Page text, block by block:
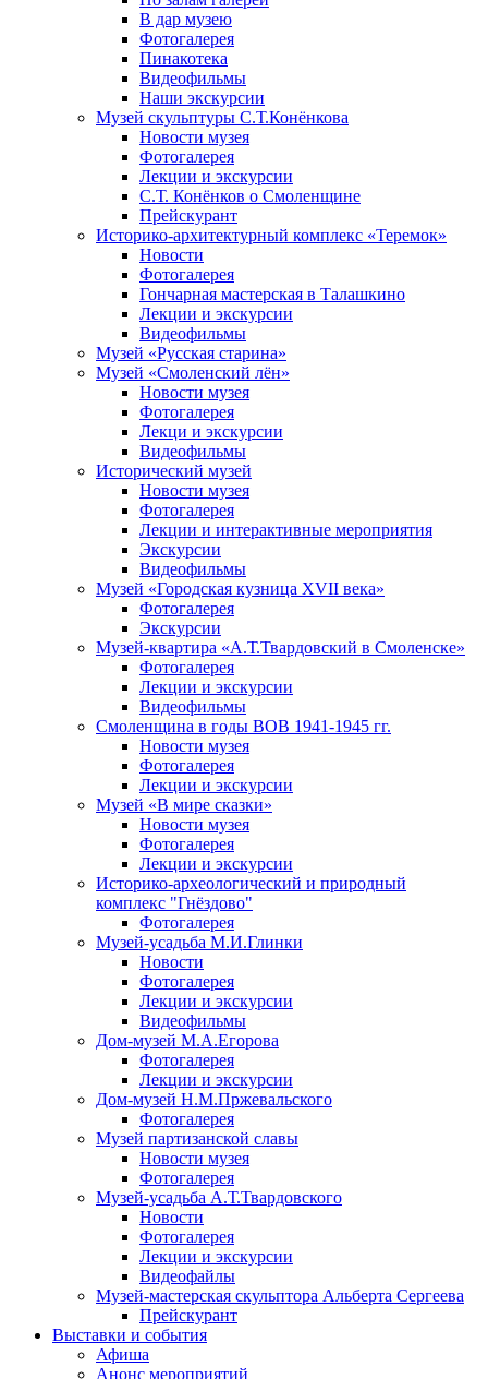
В дар музею
Фотогалерея
Пинакотека
Видеофильмы
Наши экскурсии
Музей скульптуры С.Т.Конёнкова
Новости музея
Фотогалерея
Лекции и экскурсии
С.Т. Конёнков о Смоленщине
Прейскурант
Историко-архитектурный комплекс «Теремок»
Новости
Фотогалерея
Гончарная мастерская в Талашкино
Лекции и экскурсии
Видеофильмы
Музей «Русская старина»
Музей «Смоленский лён»
Новости музея
Фотогалерея
Лекци и экскурсии
Видеофильмы
Исторический музей
Новости музея
Фотогалерея
Лекции и интерактивные мероприятия
Экскурсии
Видеофильмы
Музей «Городская кузница XVII века»
Фотогалерея
Экскурсии
Музей-квартира «А.Т.Твардовский в Смоленске»
Фотогалерея
Лекции и экскурсии
Видеофильмы
Смоленщина в годы ВОВ 1941-1945 гг.
Новости музея
Фотогалерея
Лекции и экскурсии
Музей «В мире сказки»
Новости музея
Фотогалерея
Лекции и экскурсии
Историко-археологический и природный
комплекс "Гнёздово"
Фотогалерея
Музей-усадьба М.И.Глинки
Новости
Фотогалерея
Лекции и экскурсии
Видеофильмы
Дом-музей М.А.Егорова
Фотогалерея
Лекции и экскурсии
Дом-музей Н.М.Пржевальского
Фотогалерея
Музей партизанской славы
Новости музея
Фотогалерея
Музей-усадьба А.Т.Твардовского
Новости
Фотогалерея
Лекции и экскурсии
Видеофайлы
Музей-мастерская скульптора Альберта Сергеева
Прейскурант
Выставки и события
Афиша
Анонс мероприятий